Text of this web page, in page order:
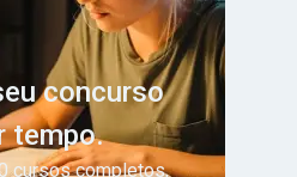
concurso
tempo.
cursos completos,